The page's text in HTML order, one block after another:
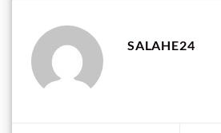
SALAHE24